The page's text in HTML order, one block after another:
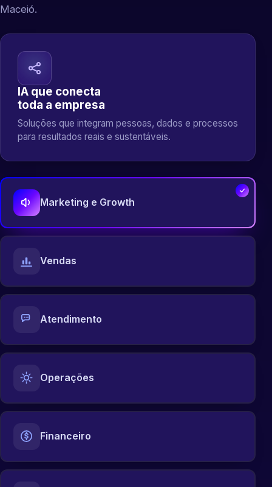
Maceió.
IA que conecta
toda a empresa
Soluções que integram pessoas, dados e processos
para resultados reais e sustentáveis.
Marketing e Growth
Vendas
Atendimento
Operações
Financeiro